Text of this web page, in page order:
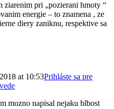
ziarenim pri „pozierani hmoty “
energie – to znamena , ze
diery zaniknu, respektive sa
at 10:53Prihláste sa pre
mozno napisal nejaku blbost